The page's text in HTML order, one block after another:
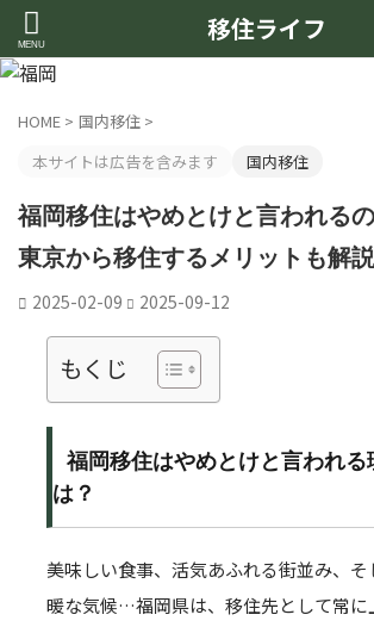
移住ライフ
HOME > 国内移住 >
本サイトは広告を含みます
国内移住
福岡移住はやめとけと言われる
東京から移住するメリットも解説
2025-02-09 2025-09-12
もくじ
福岡移住はやめとけと言われる
は？
美味しい食事、活気あふれる街並み、そ
暖な気候…福岡県は、移住先として常に